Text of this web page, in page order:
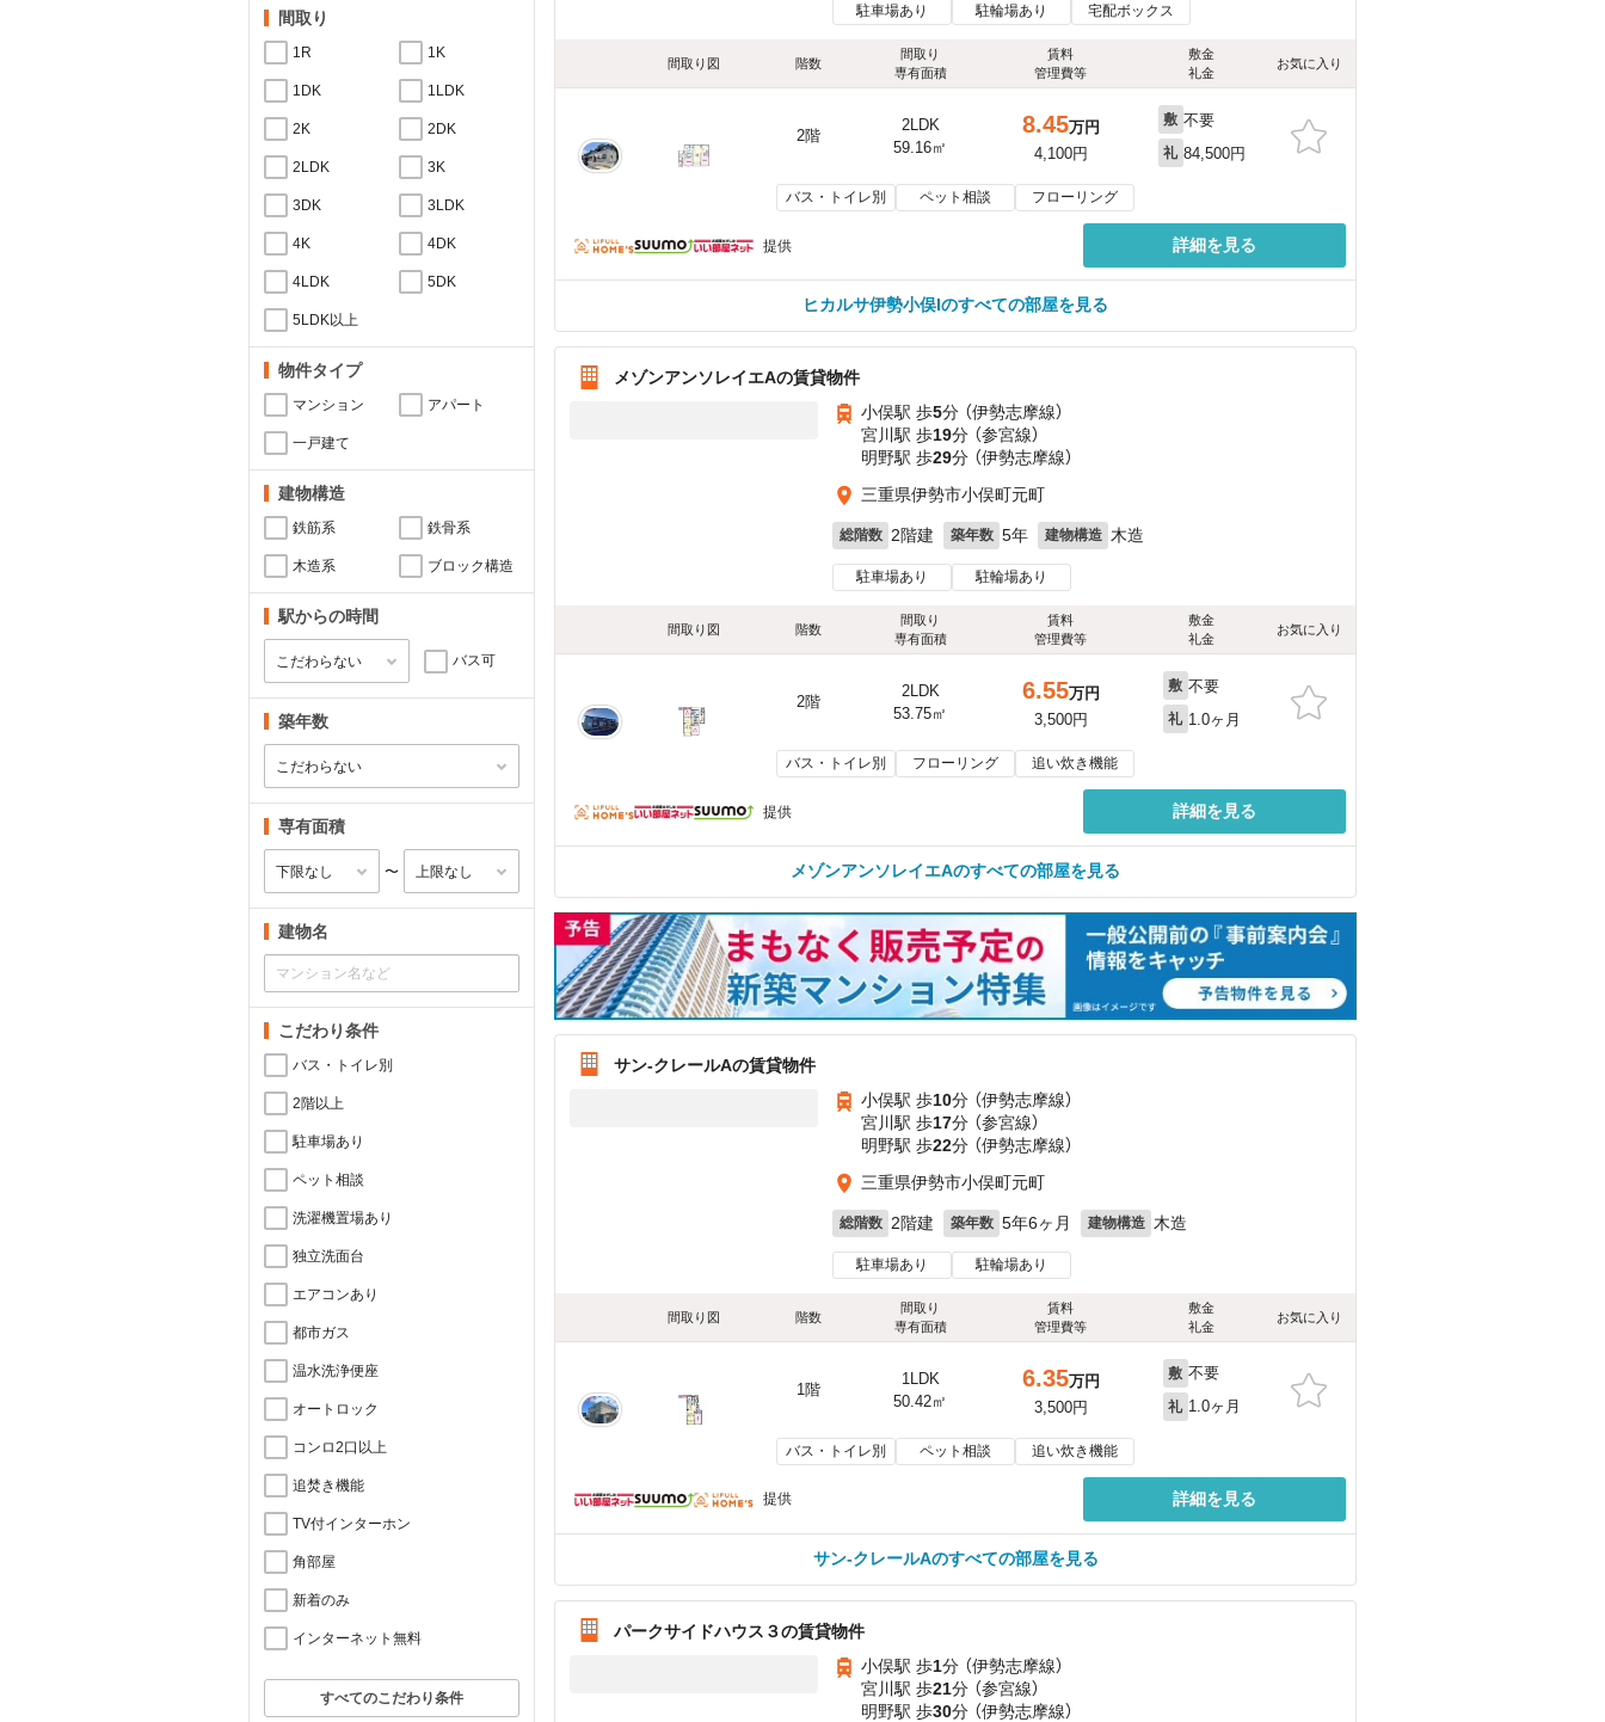
間取り
1R 1K
1DK 1LDK
2K 2DK
2LDK 3K
3DK 3LDK
4K 4DK
4LDK 5DK
5LDK以上
物件タイプ
マンション アパート
一戸建て
建物構造
鉄筋系 鉄骨系
木造系 ブロック構造
駅からの時間
バス可
築年数
専有面積
〜
建物名
こだわり条件
バス・トイレ別
2階以上
駐車場あり
ペット相談
洗濯機置場あり
独立洗面台
エアコンあり
都市ガス
温水洗浄便座
オートロック
コンロ2口以上
追焚き機能
TV付インターホン
角部屋
新着のみ
インターネット無料
すべてのこだわり条件
駐車場あり 駐輪場あり 宅配ボックス
間取り図 階数
間取り
専有面積
賃料
管理費等
敷金
礼金
お気に入り
2階
2LDK
59.16㎡
8.45万円
4,100円
敷 不要
礼 84,500円
バス・トイレ別 ペット相談 フローリング
提供 詳細を見る
ヒカルサ伊勢小俣Iのすべての部屋を見る
メゾンアンソレイエAの賃貸物件
小俣駅 歩5分 （伊勢志摩線）
宮川駅 歩19分 （参宮線）
明野駅 歩29分 （伊勢志摩線）
三重県伊勢市小俣町元町
総階数 2階建 築年数 5年 建物構造 木造
駐車場あり 駐輪場あり
間取り図 階数
間取り
専有面積
賃料
管理費等
敷金
礼金
お気に入り
2階
2LDK
53.75㎡
6.55万円
3,500円
敷 不要
礼 1.0ヶ月
バス・トイレ別 フローリング 追い炊き機能
提供 詳細を見る
メゾンアンソレイエAのすべての部屋を見る
サン‐クレールAの賃貸物件
小俣駅 歩10分 （伊勢志摩線）
宮川駅 歩17分 （参宮線）
明野駅 歩22分 （伊勢志摩線）
三重県伊勢市小俣町元町
総階数 2階建 築年数 5年6ヶ月 建物構造 木造
駐車場あり 駐輪場あり
間取り図 階数
間取り
専有面積
賃料
管理費等
敷金
礼金
お気に入り
1階
1LDK
50.42㎡
6.35万円
3,500円
敷 不要
礼 1.0ヶ月
バス・トイレ別 ペット相談 追い炊き機能
提供 詳細を見る
サン‐クレールAのすべての部屋を見る
パークサイドハウス３の賃貸物件
小俣駅 歩1分 （伊勢志摩線）
宮川駅 歩21分 （参宮線）
明野駅 歩30分 （伊勢志摩線）